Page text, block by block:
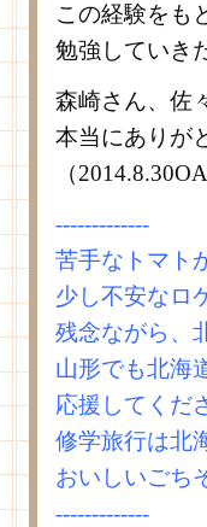
この経験をも
勉強していき
森崎さん、佐
本当にありが
（
-------------
苦手なトマト
少し不安なロ
残念ながら、
山形でも北海
応援してくだ
修学旅行は北
おいしいごち
-------------